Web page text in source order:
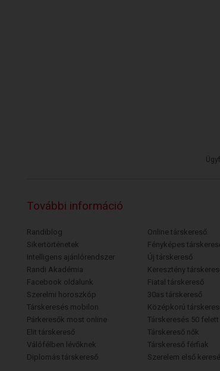
További információ
Randiblog
Sikertörténetek
Intelligens ajánlórendszer
Randi Akadémia
Facebook oldalunk
Szerelmi horoszkóp
Társkeresés mobilon
Párkeresők most online
Elit társkereső
Válófélben lévőknek
Diplomás társkereső
Online társkereső
Fényképes
Új társkereső
Keresztény
Fiatal társkereső
30as társkereső
Középkorú
Társkeresés 50 felett
Társkereső nők
Társkereső férfiak
Szerelem első